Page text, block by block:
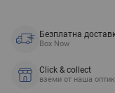
Безплатна
Box Now
Click & collect
вземи от наша